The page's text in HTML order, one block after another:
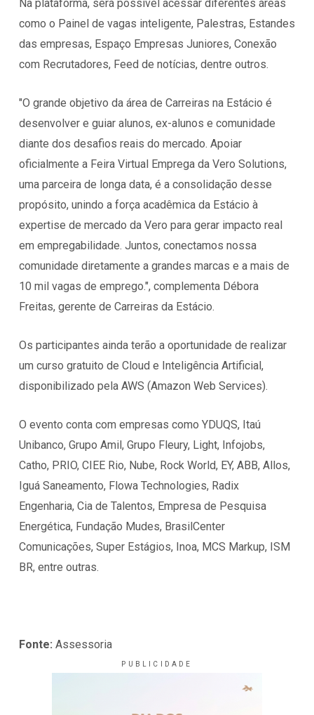
Na plataforma, será possível acessar diferentes áreas
como o Painel de vagas inteligente, Palestras, Estandes
das empresas, Espaço Empresas Juniores, Conexão
com Recrutadores, Feed de notícias, dentre outros.
"O grande objetivo da área de Carreiras na Estácio é
desenvolver e guiar alunos, ex-alunos e comunidade
diante dos desafios reais do mercado. Apoiar
oficialmente a Feira Virtual Emprega da Vero Solutions,
uma parceira de longa data, é a consolidação desse
propósito, unindo a força acadêmica da Estácio à
expertise de mercado da Vero para gerar impacto real
em empregabilidade. Juntos, conectamos nossa
comunidade diretamente a grandes marcas e a mais de
10 mil vagas de emprego.", complementa Débora
Freitas, gerente de Carreiras da Estácio.
Os participantes ainda terão a oportunidade de realizar
um curso gratuito de Cloud e Inteligência Artificial,
disponibilizado pela AWS (Amazon Web Services).
O evento conta com empresas como YDUQS, Itaú
Unibanco, Grupo Amil, Grupo Fleury, Light, Infojobs,
Catho, PRIO, CIEE Rio, Nube, Rock World, EY, ABB, Allos,
Iguá Saneamento, Flowa Technologies, Radix
Engenharia, Cia de Talentos, Empresa de Pesquisa
Energética, Fundação Mudes, BrasilCenter
Comunicações, Super Estágios, Inoa, MCS Markup, ISM
BR, entre outras.
Fonte: Assessoria